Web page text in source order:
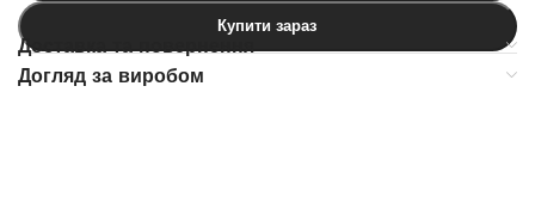
Купити зараз
Доставка та повернення
Догляд за виробом